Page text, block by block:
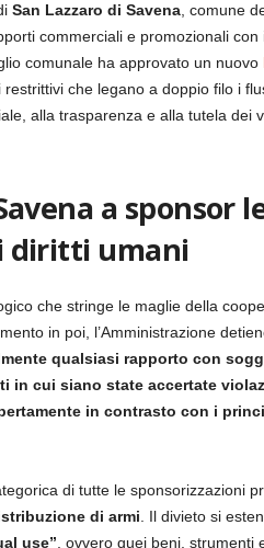
San Lazzaro di Savena, comune
commerciali e promozionali con
comunale ha approvato un nuovo
restrittivi che legano a doppio filo i
alla trasparenza e alla tutela dei
a sponsor
diritti umani
che stringe le maglie della
in poi, l’Amministrazione
qualsiasi rapporto con
in cui siano state accertate
in contrasto con i
di tutte le sponsorizzazioni
di armi . Il divieto si
use” , ovvero quei beni, strumenti